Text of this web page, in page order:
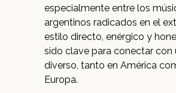
especialmente entre los
argentinos radicados en el
estilo directo, enérgico y
sido clave para conectar con
diverso, tanto en América
Europa.